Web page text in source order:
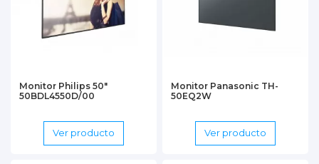
Monitor Philips 50"
50BDL4550D/00
Ver producto
Monitor Panasonic TH-
50EQ2W
Ver producto